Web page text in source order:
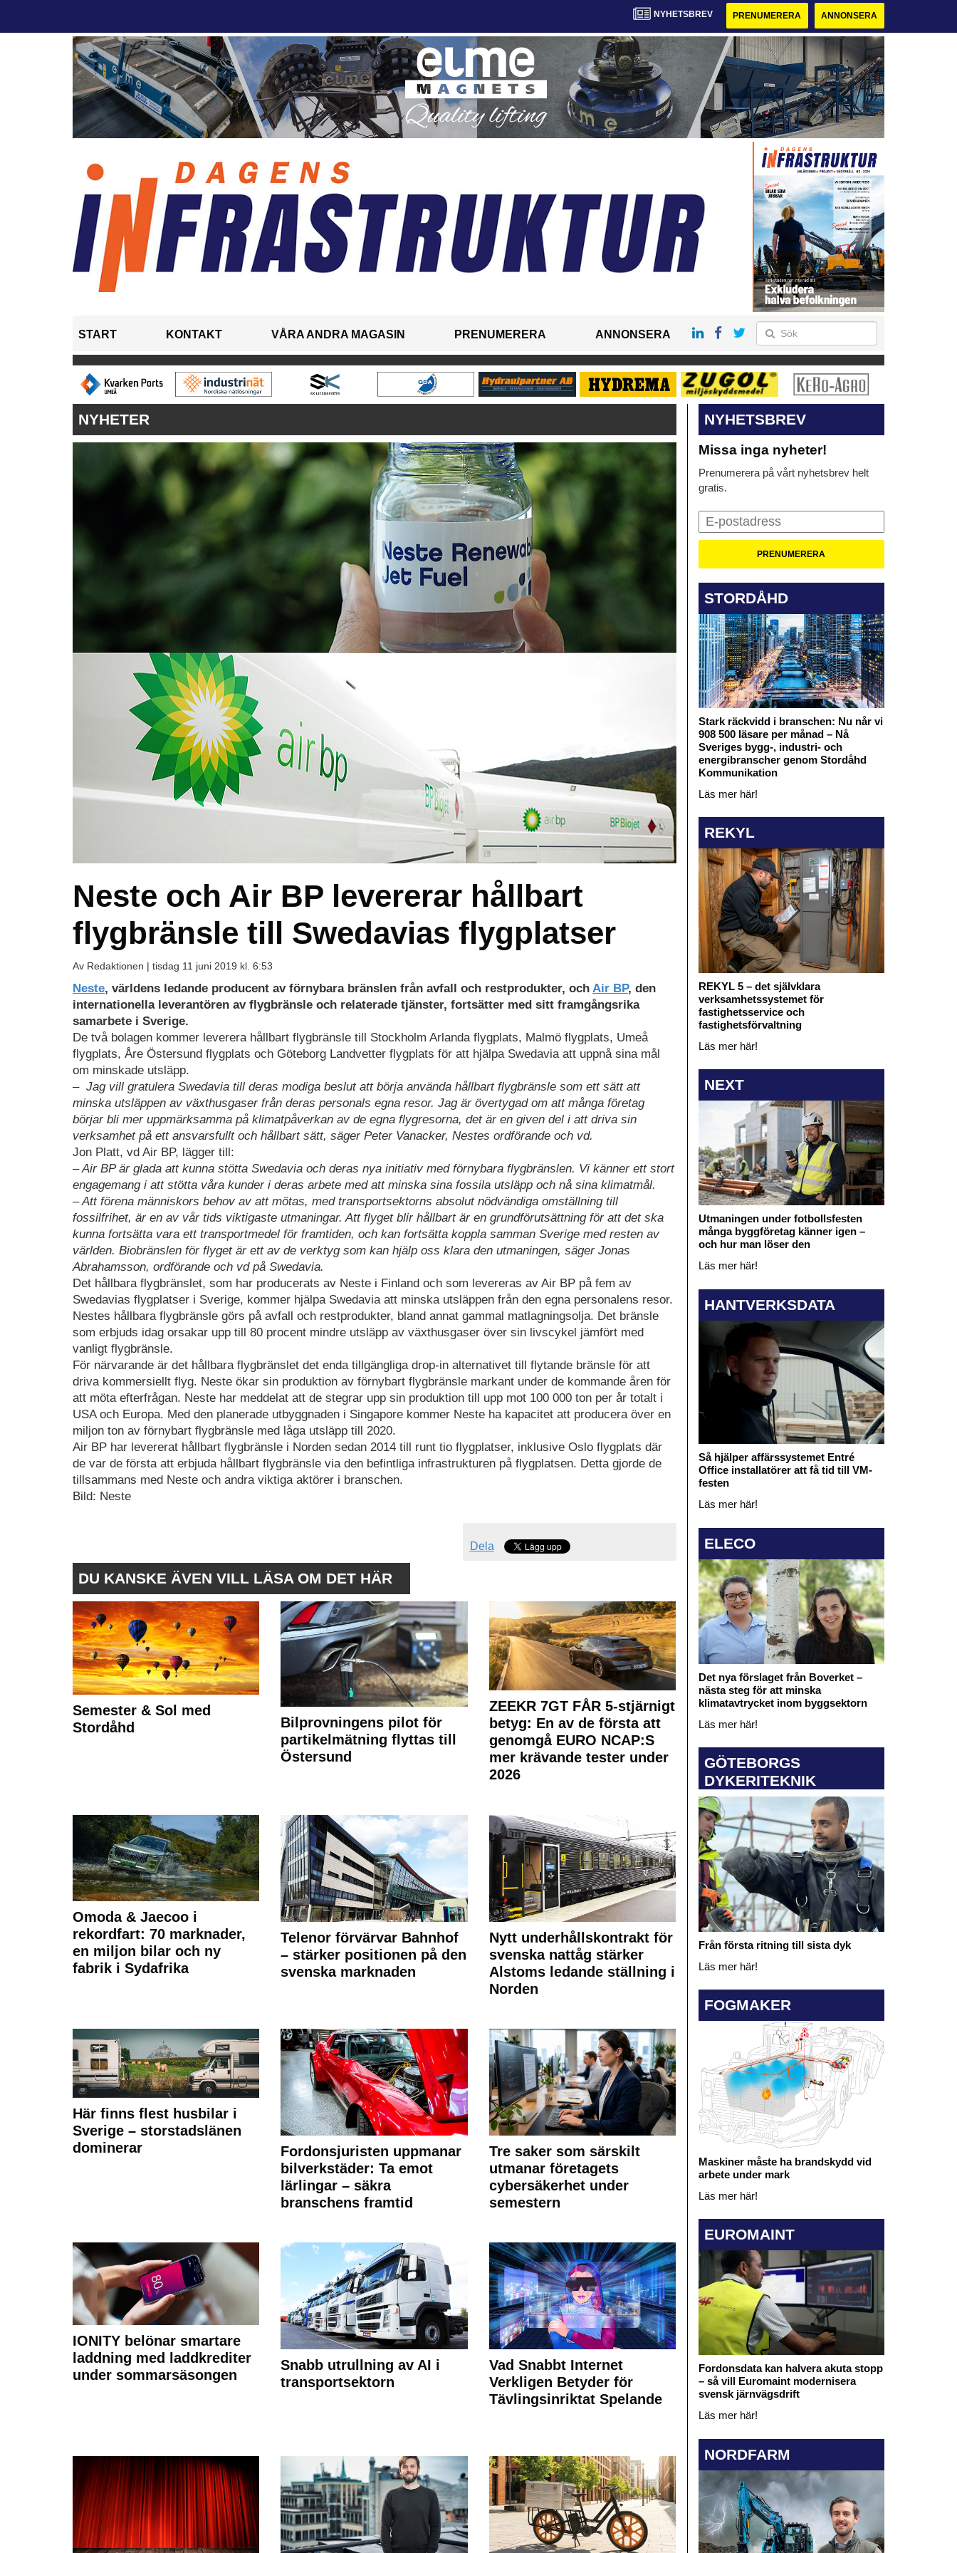
NYHETSBREV PRENUMERERA ANNONSERA
START KONTAKT VÅRA ANDRA MAGASIN PRENUMERERA ANNONSERA
NYHETER
Neste och Air BP levererar hållbart
flygbränsle till Swedavias flygplatser
Av Redaktionen | tisdag 11 juni 2019 kl. 6:53
Neste, världens ledande producent av förnybara bränslen från avfall och restprodukter, och Air BP, den
internationella leverantören av flygbränsle och relaterade tjänster, fortsätter med sitt framgångsrika
samarbete i Sverige.
De två bolagen kommer leverera hållbart flygbränsle till Stockholm Arlanda flygplats, Malmö flygplats, Umeå
flygplats, Åre Östersund flygplats och Göteborg Landvetter flygplats för att hjälpa Swedavia att uppnå sina mål
om minskade utsläpp.
– Jag vill gratulera Swedavia till deras modiga beslut att börja använda hållbart flygbränsle som ett sätt att
minska utsläppen av växthusgaser från deras personals egna resor. Jag är övertygad om att många företag
börjar bli mer uppmärksamma på klimatpåverkan av de egna flygresorna, det är en given del i att driva sin
verksamhet på ett ansvarsfullt och hållbart sätt, säger Peter Vanacker, Nestes ordförande och vd.
Jon Platt, vd Air BP, lägger till:
– Air BP är glada att kunna stötta Swedavia och deras nya initiativ med förnybara flygbränslen. Vi känner ett stort
engagemang i att stötta våra kunder i deras arbete med att minska sina fossila utsläpp och nå sina klimatmål.
– Att förena människors behov av att mötas, med transportsektorns absolut nödvändiga omställning till
fossilfrihet, är en av vår tids viktigaste utmaningar. Att flyget blir hållbart är en grundförutsättning för att det ska
kunna fortsätta vara ett transportmedel för framtiden, och kan fortsätta koppla samman Sverige med resten av
världen. Biobränslen för flyget är ett av de verktyg som kan hjälp oss klara den utmaningen, säger Jonas
Abrahamsson, ordförande och vd på Swedavia.
Det hållbara flygbränslet, som har producerats av Neste i Finland och som levereras av Air BP på fem av
Swedavias flygplatser i Sverige, kommer hjälpa Swedavia att minska utsläppen från den egna personalens resor.
Nestes hållbara flygbränsle görs på avfall och restprodukter, bland annat gammal matlagningsolja. Det bränsle
som erbjuds idag orsakar upp till 80 procent mindre utsläpp av växthusgaser över sin livscykel jämfört med
vanligt flygbränsle.
För närvarande är det hållbara flygbränslet det enda tillgängliga drop-in alternativet till flytande bränsle för att
driva kommersiellt flyg. Neste ökar sin produktion av förnybart flygbränsle markant under de kommande åren för
att möta efterfrågan. Neste har meddelat att de stegrar upp sin produktion till upp mot 100 000 ton per år totalt i
USA och Europa. Med den planerade utbyggnaden i Singapore kommer Neste ha kapacitet att producera över en
miljon ton av förnybart flygbränsle med låga utsläpp till 2020.
Air BP har levererat hållbart flygbränsle i Norden sedan 2014 till runt tio flygplatser, inklusive Oslo flygplats där
de var de första att erbjuda hållbart flygbränsle via den befintliga infrastrukturen på flygplatsen. Detta gjorde de
tillsammans med Neste och andra viktiga aktörer i branschen.
Bild: Neste
Dela
DU KANSKE ÄVEN VILL LÄSA OM DET HÄR
Semester & Sol med
Stordåhd
Bilprovningens pilot för
partikelmätning flyttas till
Östersund
ZEEKR 7GT FÅR 5-stjärnigt
betyg: En av de första att
genomgå EURO NCAP:S
mer krävande tester under
2026
Omoda & Jaecoo i
rekordfart: 70 marknader,
en miljon bilar och ny
fabrik i Sydafrika
Telenor förvärvar Bahnhof
– stärker positionen på den
svenska marknaden
Nytt underhållskontrakt för
svenska nattåg stärker
Alstoms ledande ställning i
Norden
Här finns flest husbilar i
Sverige – storstadslänen
dominerar
Fordonsjuristen uppmanar
bilverkstäder: Ta emot
lärlingar – säkra
branschens framtid
Tre saker som särskilt
utmanar företagets
cybersäkerhet under
semestern
IONITY belönar smartare
laddning med laddkrediter
under sommarsäsongen
Snabb utrullning av AI i
transportsektorn
Vad Snabbt Internet
Verkligen Betyder för
Tävlingsinriktat Spelande
NYHETSBREV
Missa inga nyheter!
Prenumerera på vårt nyhetsbrev helt
gratis.
STORDÅHD
Stark räckvidd i branschen: Nu når vi
908 500 läsare per månad – Nå
Sveriges bygg-, industri- och
energibranscher genom Stordåhd
Kommunikation
Läs mer här!
REKYL
REKYL 5 – det självklara
verksamhetssystemet för
fastighetsservice och
fastighetsförvaltning
Läs mer här!
NEXT
Utmaningen under fotbollsfesten
många byggföretag känner igen –
och hur man löser den
Läs mer här!
HANTVERKSDATA
Så hjälper affärssystemet Entré
Office installatörer att få tid till VM-
festen
Läs mer här!
ELECO
Det nya förslaget från Boverket –
nästa steg för att minska
klimatavtrycket inom byggsektorn
Läs mer här!
GÖTEBORGS
DYKERITEKNIK
Från första ritning till sista dyk
Läs mer här!
FOGMAKER
Maskiner måste ha brandskydd vid
arbete under mark
Läs mer här!
EUROMAINT
Fordonsdata kan halvera akuta stopp
– så vill Euromaint modernisera
svensk järnvägsdrift
Läs mer här!
NORDFARM